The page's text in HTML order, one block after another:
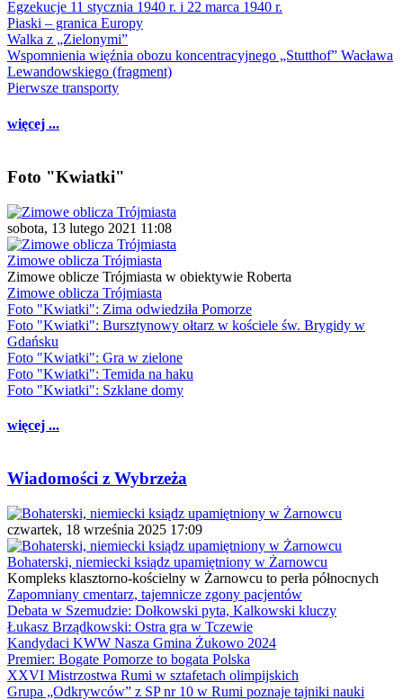
Egzekucje 11 stycznia 1940 r. i 22 marca 1940 r.
Piaski – granica Europy
Walka z „Zielonymi”
Wspomnienia więźnia obozu koncentracyjnego „Stutthof” Wacława
Lewandowskiego (fragment)
Pierwsze transporty
więcej ...
Foto "Kwiatki"
sobota, 13 lutego 2021 11:08
Zimowe oblicza Trójmiasta
Zimowe oblicze Trójmiasta w obiektywie Roberta
Zimowe oblicza Trójmiasta
Foto "Kwiatki": Zima odwiedziła Pomorze
Foto "Kwiatki": Bursztynowy ołtarz w kościele św. Brygidy w
Gdańsku
Foto "Kwiatki": Gra w zielone
Foto "Kwiatki": Temida na haku
Foto "Kwiatki": Szklane domy
więcej ...
Wiadomości z Wybrzeża
czwartek, 18 września 2025 17:09
Bohaterski, niemiecki ksiądz upamiętniony w Żarnowcu
Kompleks klasztorno-kościelny w Żarnowcu to perła północnych
Zapomniany cmentarz, tajemnicze zgony pacjentów
Debata w Szemudzie: Dołkowski pyta, Kalkowski kluczy
Łukasz Brządkowski: Ostra gra w Tczewie
Kandydaci KWW Nasza Gmina Żukowo 2024
Premier: Bogate Pomorze to bogata Polska
XXVI Mistrzostwa Rumi w sztafetach olimpijskich
Grupa „Odkrywców” z SP nr 10 w Rumi poznaje tajniki nauki